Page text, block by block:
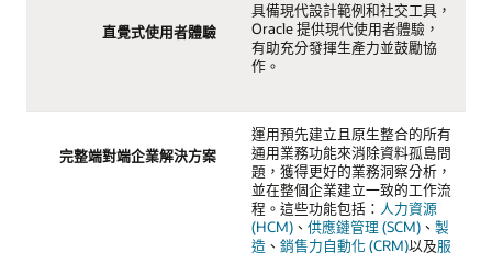
直覺式使用者體驗
具備現代設計範例和社交工具，
Oracle 提供現代使用者體驗，
有助充分發揮生產力並鼓勵協
作。
完整端對端企業解決方案
運用預先建立且原生整合的所有
通用業務功能來消除資料孤島問
題，獲得更好的業務洞察分析，
並在整個企業建立一致的工作流
程。這些功能包括： 人力資源
(HCM)、 供應鏈管理 (SCM)、 製
造 、 銷售力自動化 (CRM)以及服